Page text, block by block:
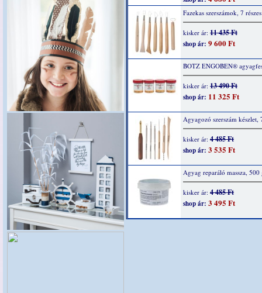
Fazekas szerszámok, 7 részes
kisker ár: 11 435 Ft
shop ár: 9 600 Ft
BOTZ ENGOBEN®
kisker ár: 13 490 Ft
shop ár: 11 325 Ft
Agyagozó szerszám készlet,
kisker ár: 4 485 Ft
shop ár: 3 535 Ft
Agyag reparáló massza, 500
kisker ár: 4 485 Ft
shop ár: 3 495 Ft